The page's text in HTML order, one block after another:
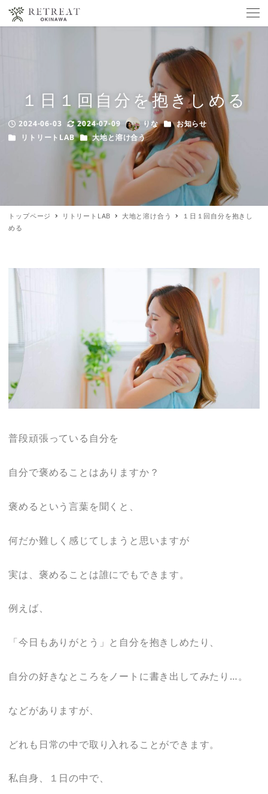
１日１回自分を抱きしめる
Published
2024-06-03
Modified
2024-07-09
Author
りな カテゴリー
お知らせ
カテゴリー
リトリートLAB カテゴリー
大地と溶け合う
トップページ リトリートLAB 大地と溶け合う
１日１回自分を抱きし
める
普段頑張っている自分を
自分で褒めることはありますか？
褒めるという言葉を聞くと、
何だか難しく感じてしまうと思いますが
実は、褒めることは誰にでもできます。
例えば、
「今日もありがとう」と自分を抱きしめたり、
自分の好きなところをノートに書き出してみたり…。
などがありますが、
どれも日常の中で取り入れることができます。
私自身、１日の中で、